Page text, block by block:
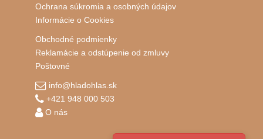
Ochrana súkromia a osobných údajov
Informácie o Cookies
Obchodné podmienky
Reklamácie a odstúpenie od zmluvy
Poštovné
info@hladohlas.sk
+421 948 000 503
O nás